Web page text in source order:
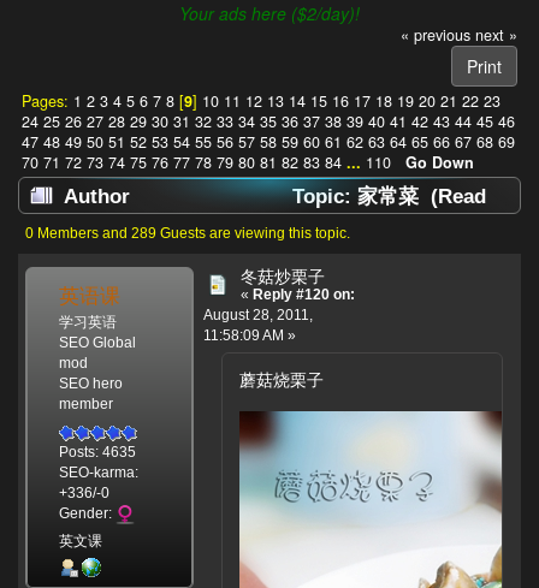
Your ads here ($2/day)!
« previous next »
Print
Pages: 1 2 3 4 5 6 7 8[9] 10 11 12 13 14 15 16 17 18 19 20 21 22 23
24 25 26 27 28 29 30 31 32 33 34 35 36 37 38 39 40 41 42 43 44 45 46
47 48 49 50 51 52 53 54 55 56 57 58 59 60 61 62 63 64 65 66 67 68 69
70 71 72 73 74 75 76 77 78 79 80 81 82 83 84 ... 110 Go Down
Author
Topic: 家常菜 (Read
1385922 times)
0 Members and 289 Guests are viewing this topic.
英语课
学习英语
SEO Global
mod
SEO hero
member
Posts: 4635
SEO-karma:
+336/-0
Gender:
英文课
冬菇炒栗子
« Reply #120 on:
August 28, 2011,
11:58:09 AM »
蘑菇烧栗子